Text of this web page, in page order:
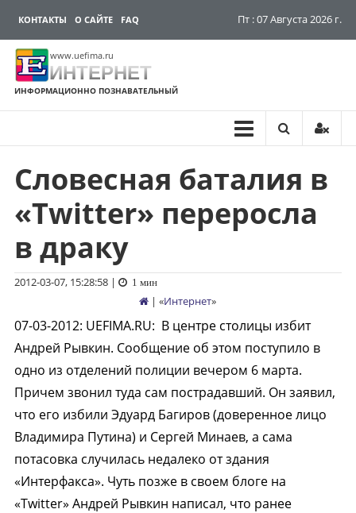
КОНТАКТЫ О САЙТЕ FAQ Пт : 07 Августа 2026 г.
www.uefima.ru
ИНТЕРНЕТ
ИНФОРМАЦИОННО ПОЗНАВАТЕЛЬНЫЙ
Перейти
содержимому
Словесная баталия в
«Twitter» переросла
в драку
2012-03-07, 15:28:58| 1 мин
| «Интернет»
07-03-2012: UEFIMA.RU: В центре столицы избит
Андрей Рывкин. Сообщение об этом поступило в
одно из отделений полиции вечером 6 марта.
Причем звонил туда сам пострадавший. Он заявил,
что его избили Эдуард Багиров (доверенное лицо
Владимира Путина) и Сергей Минаев, а сама
потасовка случилась недалеко от здания
«Интерфакса». Чуть позже в своем блоге на
«Twitter» Андрей Рывкин написал, что ранее